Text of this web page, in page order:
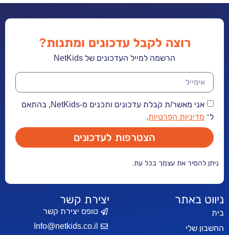
רוצה לקבל עדכונים ומתנות?
הרשמה למייל העדכונים של NetKids
אני מאשר/ת קבלת עדכונים ותכנים מ-NetKids, בהתאם
הפרטיות.
הצטרפות לעדכונים
את עצמך בכל עת.
יצירת קשר
טופס יצירת קשר
Info@netkids.co.il